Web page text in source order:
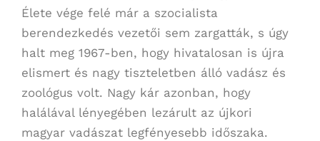
Élete vége felé már a szocialista
berendezkedés vezetői sem zargatták, s úgy
halt meg 1967-ben, hogy hivatalosan is újra
elismert és nagy tiszteletben álló vadász és
zoológus volt. Nagy kár azonban, hogy
halálával lényegében lezárult az újkori
magyar vadászat legfényesebb időszaka.